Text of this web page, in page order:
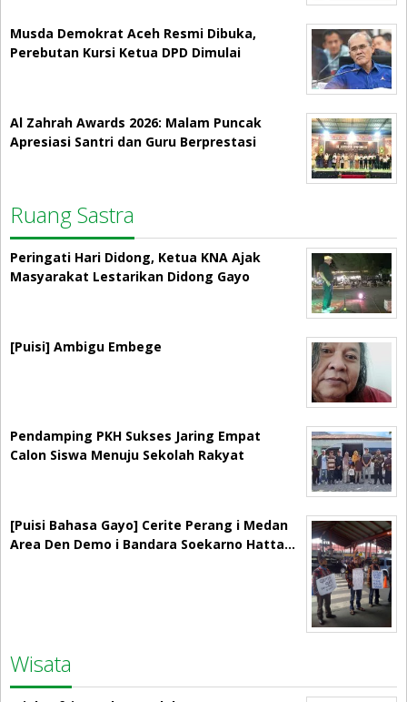
Musda Demokrat Aceh Resmi Dibuka,
Perebutan Kursi Ketua DPD Dimulai
Al Zahrah Awards 2026: Malam Puncak
Apresiasi Santri dan Guru Berprestasi
Ruang Sastra
Peringati Hari Didong, Ketua KNA Ajak
Masyarakat Lestarikan Didong Gayo
[Puisi] Ambigu Embege
Pendamping PKH Sukses Jaring Empat
Calon Siswa Menuju Sekolah Rakyat
[Puisi Bahasa Gayo] Cerite Perang i Medan
Area Den Demo i Bandara Soekarno Hatta…
Wisata